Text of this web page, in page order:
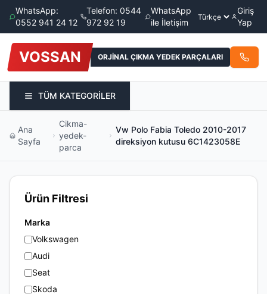
WhatsApp:
0552 941 24 12
Telefon: 0544
972 92 19
WhatsApp
ile İletişim
Giriş
Yap
VOSSAN ORJİNAL ÇIKMA YEDEK PARÇALARI
TÜM KATEGORİLER
Ana
Sayfa
Cikma-
yedek-
parca
Vw Polo Fabia Toledo 2010-2017
direksiyon kutusu 6C1423058E
Ürün Filtresi
Marka
Volkswagen
Audi
Seat
Skoda